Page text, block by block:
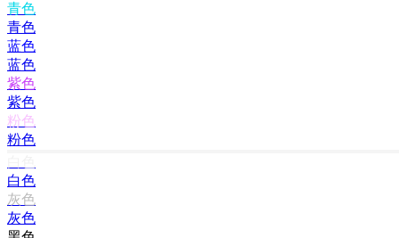
青色
青色
蓝色
蓝色
紫色
紫色
粉色
粉色
白色
灰色
灰色